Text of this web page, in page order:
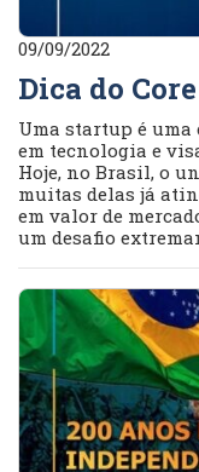
09/09/2022
Dica do Core
Uma startup é uma
em tecnologia e
Hoje, no Brasil, o
muitas delas já
em valor de
um desafio